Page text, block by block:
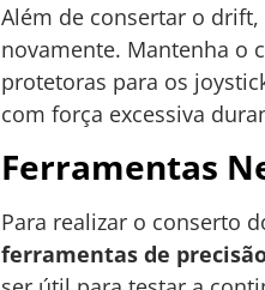
Além de consertar o
novamente. Mantenha o
protetoras para os
com força excessiva
Ferramentas
Para realizar o conserto
ferramentas de